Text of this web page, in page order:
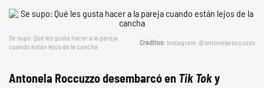
Se supo: Qué les gusta hacer a la pareja
cuando están lejos de la cancha
Instagram: @antonelaroccuzzo
Antonela Roccuzzo desembarcó en Tik Toky